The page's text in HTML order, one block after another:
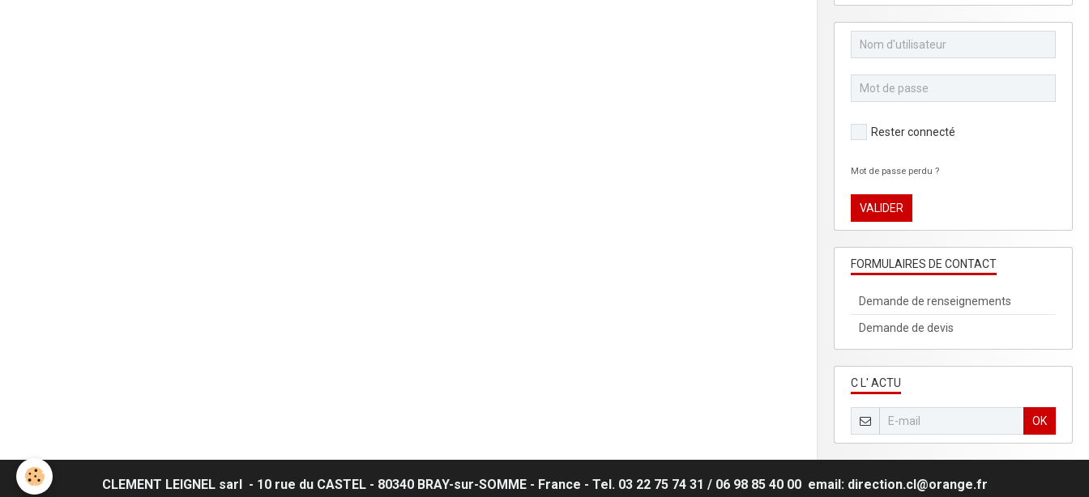
Rester connecté
Mot de passe perdu ?
VALIDER
FORMULAIRES DE CONTACT
Demande de renseignements
Demande de devis
C L' ACTU
OK
CLEMENT LEIGNEL sarl - 10 rue du CASTEL - 80340 BRAY-sur-SOMME - France - Tel. 03 22 75 74 31 / 06 98 85 40 00 email: direction.cl@orange.fr